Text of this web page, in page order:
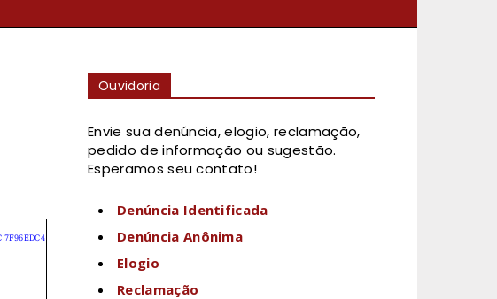
Ouvidoria
Envie sua denúncia, elogio, reclamação,
pedido de informação ou sugestão.
Esperamos seu contato!
Denúncia Identificada
Denúncia Anônima
Elogio
Reclamação